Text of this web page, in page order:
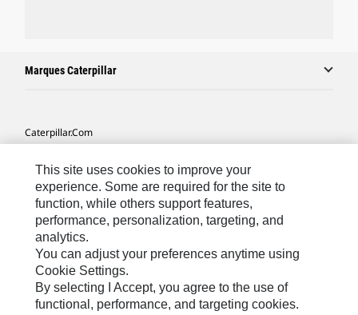
Marques Caterpillar
Caterpillar.com
Mes Préférences Marketing
Plan Du Site
Cookie Settings
Légales
Confidentialité
This site uses cookies to improve your
experience. Some are required for the site to
function, while others support features,
performance, personalization, targeting, and
analytics.
You can adjust your preferences anytime using
Cookie Settings.
By selecting I Accept, you agree to the use of
functional, performance, and targeting cookies.